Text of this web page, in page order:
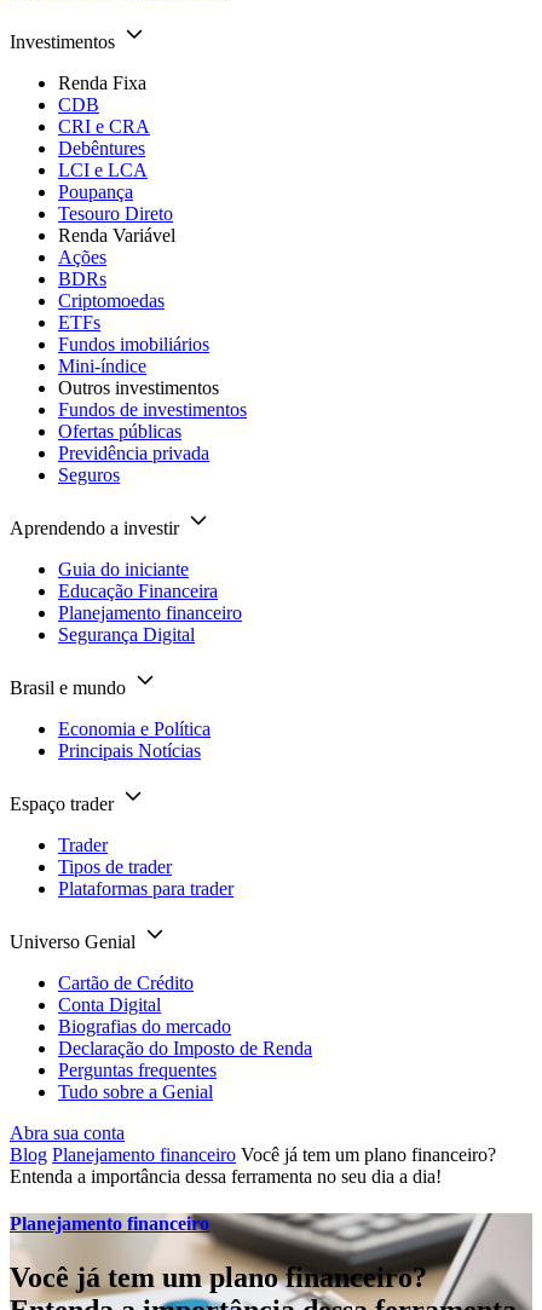
Investimentos
Renda Fixa
CDB
CRI e CRA
Debêntures
LCI e LCA
Poupança
Tesouro Direto
Renda Variável
Ações
BDRs
Criptomoedas
ETFs
Fundos imobiliários
Mini-índice
Outros investimentos
Fundos de investimentos
Ofertas públicas
Previdência privada
Seguros
Aprendendo a investir
Guia do iniciante
Educação Financeira
Planejamento financeiro
Segurança Digital
Brasil e mundo
Economia e Política
Principais Notícias
Espaço trader
Trader
Tipos de trader
Plataformas para trader
Universo Genial
Cartão de Crédito
Conta Digital
Biografias do mercado
Declaração do Imposto de Renda
Perguntas frequentes
Tudo sobre a Genial
Abra sua conta
Blog Planejamento financeiro Você já tem um plano financeiro?
Entenda a importância dessa ferramenta no seu dia a dia!
Planejamento financeiro
Você já tem um plano financeiro?